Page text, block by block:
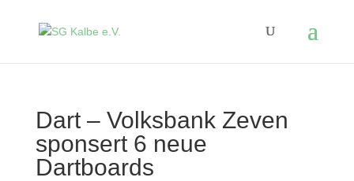
Dart – Volksbank Zeven
sponsert 6 neue
Dartboards